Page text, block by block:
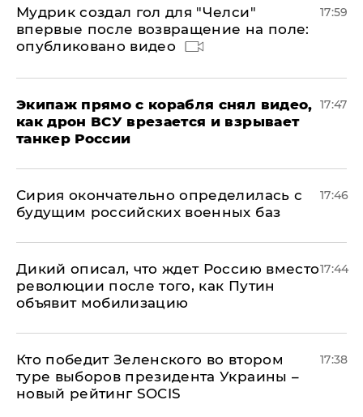
Мудрик создал гол для "Челси"
впервые после возвращение на поле:
опубликовано видео
17:59
Экипаж прямо с корабля снял видео,
как дрон ВСУ врезается и взрывает
танкер России
17:47
Сирия окончательно определилась с
будущим российских военных баз
17:46
Дикий описал, что ждет Россию вместо
революции после того, как Путин
объявит мобилизацию
17:44
Кто победит Зеленского во втором
туре выборов президента Украины –
новый рейтинг SOCIS
17:38